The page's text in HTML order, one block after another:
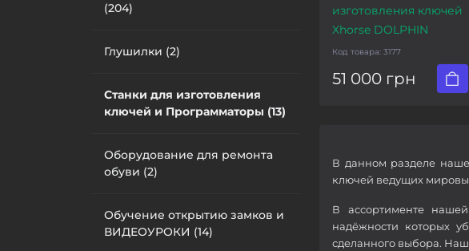
(204)
Глушилки (2)
Станки для изготовления
ключей и Программаторы (13)
Оборудование для ремонта
обуви (2)
Обучение открытию замков и
ВИДЕОУРОКИ (14)
изготовления ключей
Xhorse DOLPHIN
Код товара: 3177
51 000 грн
В данном разделе
ключей ведущих
В ассортименте
надёжности которых
сделанного выбора.